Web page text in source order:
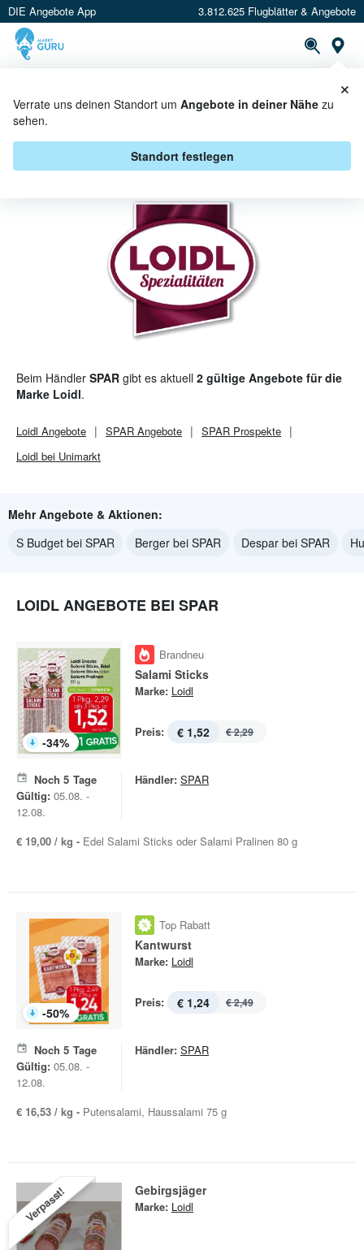
DIE Angebote App 3.812.625 Flugblätter & Angebote
Verrate uns deinen Standort um Angebote in deiner Nähe zu
sehen.
Standort festlegen
×
LOIDL BEI SPAR - ANGEBOTE &
Beim Händler SPAR gibt es aktuell 2 gültige Angebote für die
Marke Loidl.
Loidl Angebote SPAR Angebote SPAR Prospekte
Loidl bei Unimarkt
Mehr Angebote & Aktionen:
S Budget bei SPAR
Berger bei SPAR Despar bei SPAR
LOIDL ANGEBOTE BEI SPAR
-34%
Brandneu
Salami Sticks
Marke: Loidl
Preis: € 1,52 € 2,29
Noch 5 Tage
Gültig: 05.08. -
12.08.
Händler: SPAR
€ 19,00 / kg - Edel Salami Sticks oder Salami Pralinen 80 g
-50%
Top Rabatt
Kantwurst
Marke: Loidl
Preis: € 1,24 € 2,49
Noch 5 Tage
Gültig: 05.08. -
12.08.
Händler: SPAR
€ 16,53 / kg - Putensalami, Haussalami 75 g
Verpasst! Gebirgsjäger
Marke: Loidl